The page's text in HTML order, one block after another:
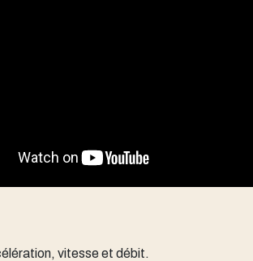
vitesse et débit.